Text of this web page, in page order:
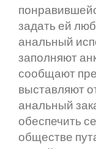
задать ей
анальный
заполняют
сообщают
выставляют
анальный
обеспечить
обществе